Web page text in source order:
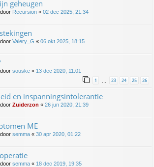
geheugen
Recursion « 02 dec 2025, 21:34
Valery_G « 06 okt 2025, 18:15
souske « 13 dec 2020, 11:01
1 23 24 25 26
en inspanningsintolerantie
Zuiderzon « 26 jun 2020, 21:39
ME
semma « 30 apr 2020, 01:22
semma « 18 dec 2019, 19:35